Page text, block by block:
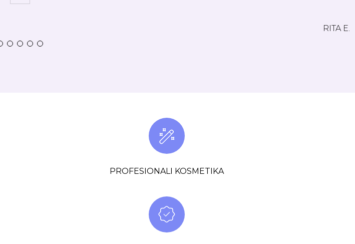
PROFESIONALI KOSMETIKA